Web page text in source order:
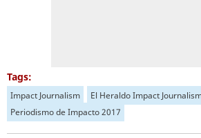
Tags:
Impact Journalism
El Heraldo Impact
Periodismo de Impacto 2017